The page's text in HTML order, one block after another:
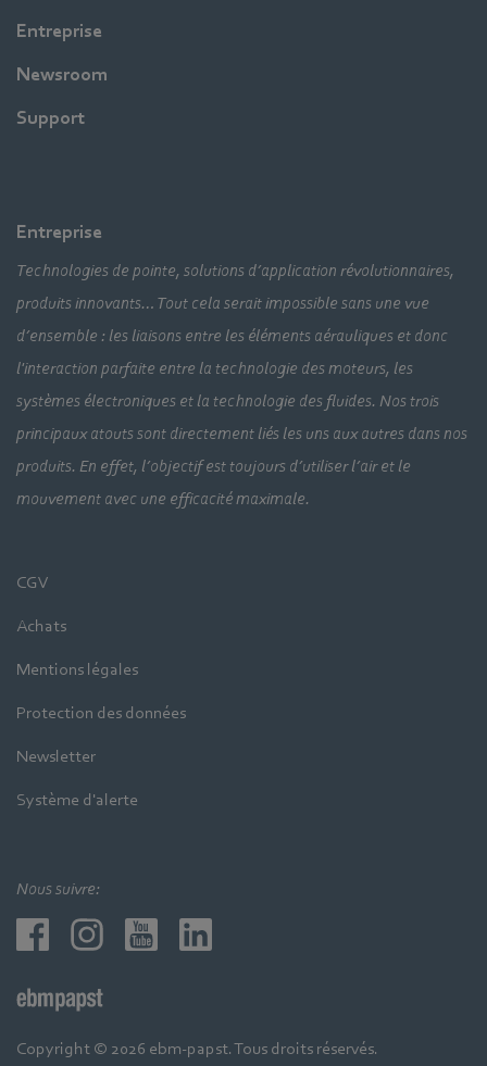
Entreprise
Newsroom
Support
Entreprise
Technologies de pointe, solutions d’application révolutionnaires,
produits innovants… Tout cela serait impossible sans une vue
d’ensemble : les liaisons entre les éléments aérauliques et donc
l'interaction parfaite entre la technologie des moteurs, les
systèmes électroniques et la technologie des fluides. Nos trois
principaux atouts sont directement liés les uns aux autres dans nos
produits. En effet, l’objectif est toujours d’utiliser l’air et le
mouvement avec une efficacité maximale.
CGV
Achats
Mentions légales
Protection des données
Newsletter
Système d'alerte
Nous suivre:
Copyright © 2026 ebm-papst. Tous droits réservés.